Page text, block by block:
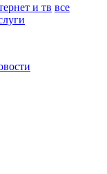
и тв все